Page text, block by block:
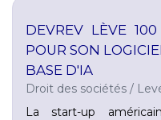
DEVREV LÈVE
POUR SON
BASE D'IA
Droit des sociétés /
La start-up